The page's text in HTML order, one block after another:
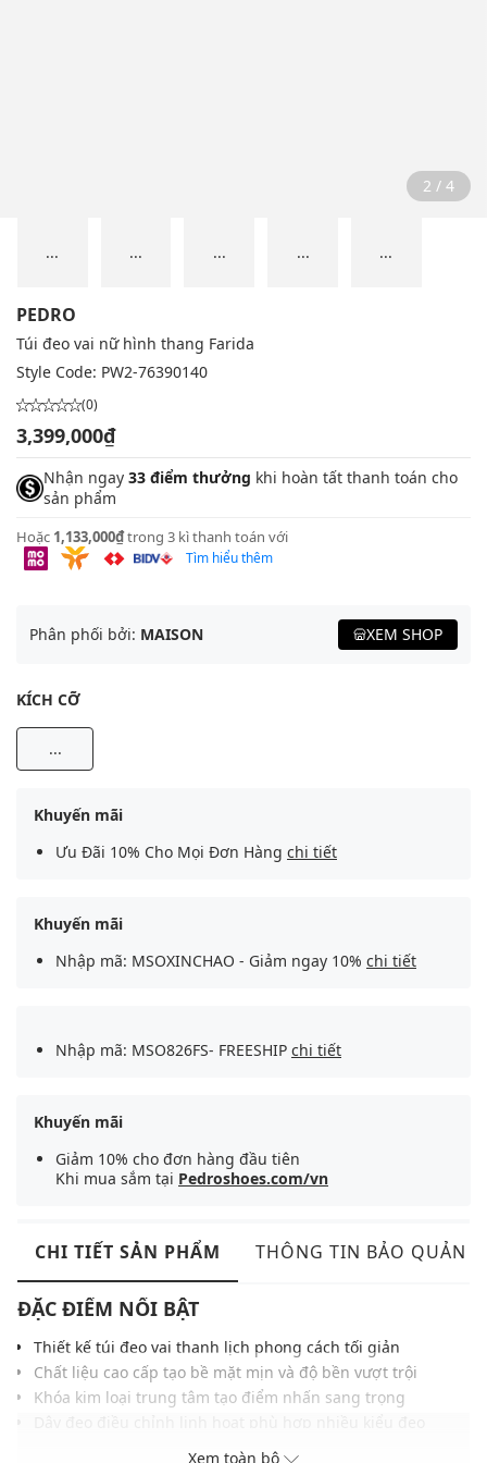
2 / 4
... ... ... ... ...
PEDRO
Túi đeo vai nữ hình thang Farida
Style Code: PW2-76390140
(0)
3,399,000₫
Nhận ngay 33 điểm thưởng khi hoàn tất thanh toán cho
sản phẩm
Hoặc 1,133,000₫trong 3 kì thanh toán với
Tìm hiểu thêm
Phân phối bởi: MAISON XEM SHOP
KÍCH CỠ
...
Khuyến mãi
Ưu Đãi 10% Cho Mọi Đơn Hàng chi tiết
Khuyến mãi
Nhập mã: MSOXINCHAO - Giảm ngay 10% chi tiết
Nhập mã: MSO826FS- FREESHIP chi tiết
Khuyến mãi
Giảm 10% cho đơn hàng đầu tiên
Khi mua sắm tại Pedroshoes.com/vn
CHI TIẾT SẢN PHẨM THÔNG TIN BẢO QUẢN
ĐẶC ĐIỂM NỔI BẬT
Thiết kế túi đeo vai thanh lịch phong cách tối giản
Chất liệu cao cấp tạo bề mặt mịn và độ bền vượt trội
Khóa kim loại trung tâm tạo điểm nhấn sang trọng
Ngăn chứa rộng sắp xếp vật dụng cá nhân gọn gàng
Xem toàn bộ